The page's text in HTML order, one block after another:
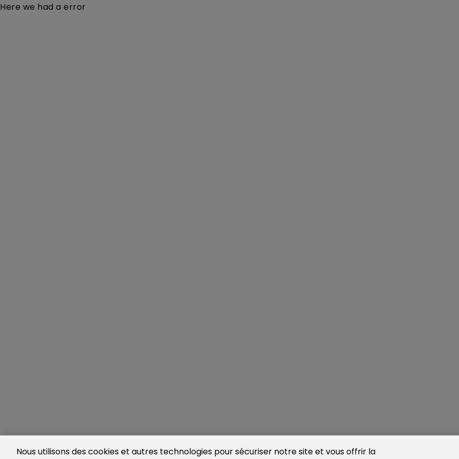
Here we had a error
Nous utilisons des cookies et autres technologies pour sécuriser notre site et vous offrir la